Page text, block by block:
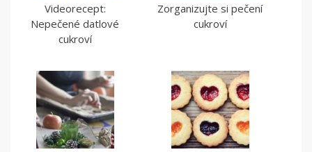
Videorecept:
Nepečené datlové
cukroví
Zorganizujte si pečení
cukroví